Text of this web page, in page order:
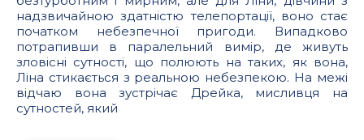
надзвичайною здатністю телепортації, воно стає
початком небезпечної пригоди. Випадково
потрапивши в паралельний вимір, де живуть
зловісні сутності, що полюють на таких, як вона,
Ліна стикається з реальною небезпекою. На межі
відчаю вона зустрічає Дрейка, мисливця на
сутностей, який